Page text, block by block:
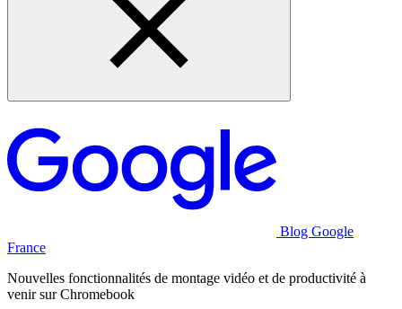
Blog Google
France
Nouvelles fonctionnalités de montage vidéo et de productivité à
venir sur Chromebook